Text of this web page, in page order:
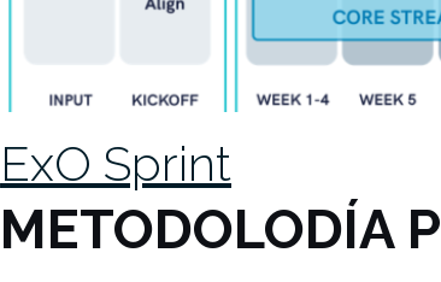
ExO Sprint
METODOLODÍA